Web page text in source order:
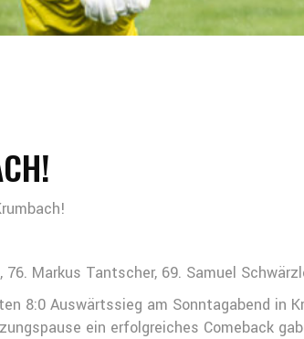
Markus Tantscher, 69. Samuel
Auswärtssieg am Sonntagabend in
ein erfolgreiches Comeback